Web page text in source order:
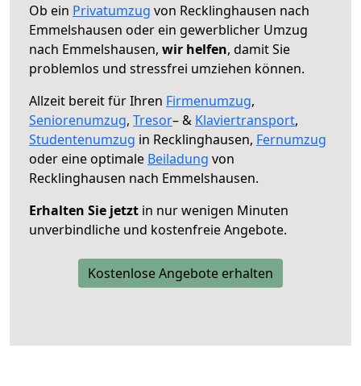
Ob ein Privatumzug von Recklinghausen nach
Emmelshausen oder ein gewerblicher Umzug
nach Emmelshausen, wir helfen, damit Sie
problemlos und stressfrei umziehen können.
Allzeit bereit für Ihren Firmenumzug,
Seniorenumzug, Tresor– & Klaviertransport,
Studentenumzug in Recklinghausen, Fernumzug
oder eine optimale Beiladung von
Recklinghausen nach Emmelshausen.
Erhalten Sie jetzt in nur wenigen Minuten
unverbindliche und kostenfreie Angebote.
Kostenlose Angebote erhalten